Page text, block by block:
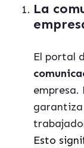
La
El portal
Esto